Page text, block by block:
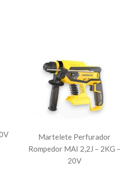
Martelete Perfurador
Rompedor MAI 2,2J – 2KG –
20V